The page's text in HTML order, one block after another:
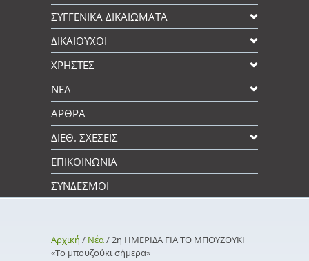
ΣΥΓΓΕΝΙΚΆ ΔΙΚΑΙΩΜΑΤΑ
ΔΙΚΑΙΟΥΧΟΙ
XΡΉΣΤΕΣ
ΝΕΑ
ΑΡΘΡΑ
ΔΙΕΘ. ΣΧΕΣΕΙΣ
ΕΠΙΚΟΙΝΩΝΊΑ
ΣΎΝΔΕΣΜΟΙ
Αρχική / Νέα/2η ΗΜΕΡΙΔΑ ΓΙΑ ΤΟ ΜΠΟΥΖΟΥΚΙ
«Το μπουζούκι σήμερα»